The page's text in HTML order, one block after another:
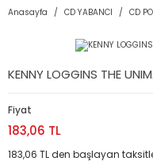
Anasayfa CD YABANCI CD
KENNY LOGGINS THE
Fiyat
183,06 TL
183,06 TL den başlayan